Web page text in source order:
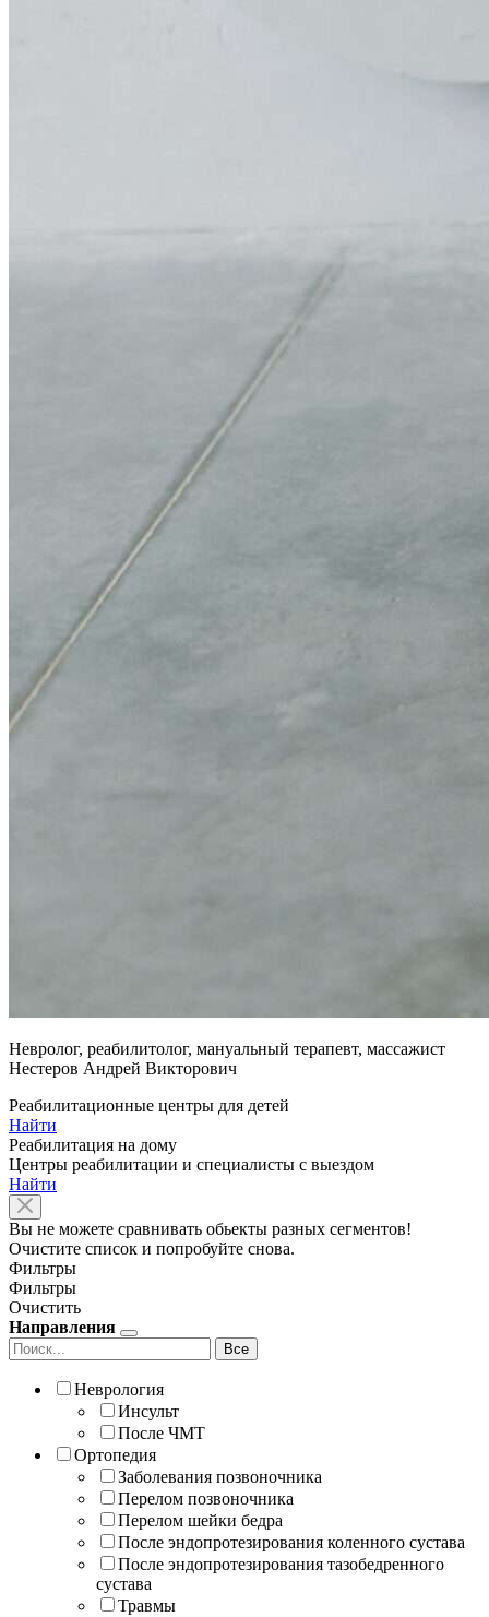
Невролог, реабилитолог, мануальный терапевт, массажист
Нестеров Андрей Викторович
Реабилитационные центры для детей
Найти
Реабилитация на дому
Центры реабилитации и специалисты с выездом
Найти
Вы не можете сравнивать обьекты разных сегментов!
Очистите список и попробуйте снова.
Фильтры
Фильтры
Очистить
Направления
Все
Неврология
Инсульт
После ЧМТ
Ортопедия
Заболевания позвоночника
Перелом позвоночника
Перелом шейки бедра
После эндопротезирования коленного сустава
После эндопротезирования тазобедренного
сустава
Травмы